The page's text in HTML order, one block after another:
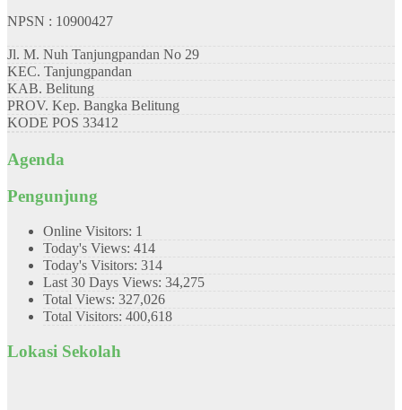
NPSN : 10900427
Jl. M. Nuh Tanjungpandan No 29
KEC. Tanjungpandan
KAB. Belitung
PROV. Kep. Bangka Belitung
KODE POS 33412
Agenda
Pengunjung
Online Visitors: 1
Today's Views: 414
Today's Visitors: 314
Last 30 Days Views: 34,275
Total Views: 327,026
Total Visitors: 400,618
Lokasi Sekolah